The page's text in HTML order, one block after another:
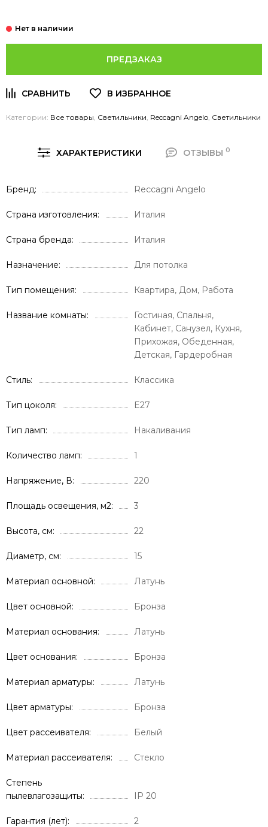
ПРЕДЗАКАЗ
Категории: Все товары Светильники Reccagni Angelo Светильники
ХАРАКТЕРИСТИКИ ОТЗЫВЫ 0
Бренд Reccagni Angelo
Страна изготовления Италия
Страна бренда Италия
Назначение Для потолка
Тип помещения Квартира, Дом, Работа
Название комнаты
Гостиная, Спальня,
Кабинет, Санузел, Кухня,
Прихожая, Обеденная,
Детская, Гардеробная
Стиль Классика
Тип цоколя E27
Тип ламп Накаливания
Количество ламп 1
Напряжение, В 220
Площадь освещения, м2 3
Высота, см 22
Диаметр, см 15
Материал основной Латунь
Цвет основной Бронза
Материал основания Латунь
Цвет основания Бронза
Материал арматуры Латунь
Цвет арматуры Бронза
Цвет рассеивателя Белый
Материал рассеивателя Стекло
Степень
пылевлагозащиты
IP 20
Гарантия (лет) 2